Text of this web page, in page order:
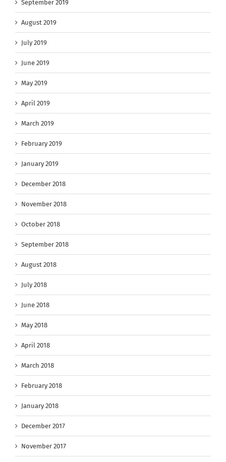
September 2019
August 2019
July 2019
June 2019
May 2019
April 2019
March 2019
February 2019
January 2019
December 2018
November 2018
October 2018
September 2018
August 2018
July 2018
June 2018
May 2018
April 2018
March 2018
February 2018
January 2018
December 2017
November 2017